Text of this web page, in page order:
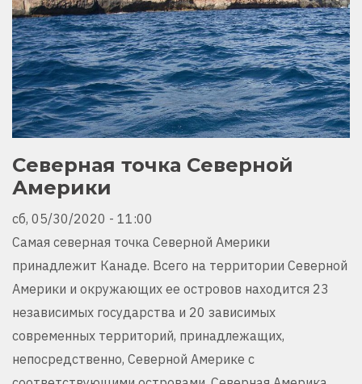
Северная точка Северной
Америки
сб, 05/30/2020 - 11:00
Самая северная точка Северной Америки
принадлежит Канаде. Всего на территории Северной
Америки и окружающих ее островов находится 23
независимых государства и 20 зависимых
современных территорий, принадлежащих,
непосредственно, Северной Америке с